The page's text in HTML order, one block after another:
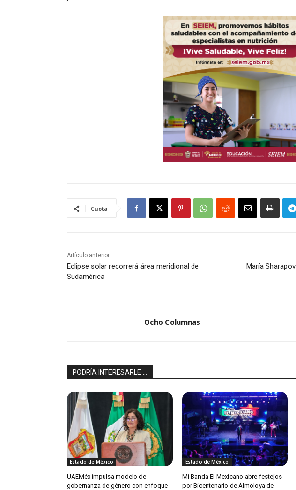
Cuota
Artículo anterior
Eclipse solar recorrerá área meridional de
Sudamérica
María
Ocho Columnas
PODRÍA INTERESARLE ...
Estado de México
UAEMéx impulsa modelo de
gobernanza de género con enfoque
Estado de México
Mi Banda El Mexicano abre festejos
por Bicentenario de Almoloya de